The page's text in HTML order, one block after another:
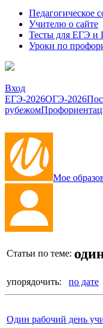
Педагогическое
Учителю о сайте
Тесты для ЕГЭ и
Уроки по
Вход
ЕГЭ-2026ОГЭ-2026
рубежом
Мое
Статьи по теме:
упорядочить: по дате
Один рабочий день